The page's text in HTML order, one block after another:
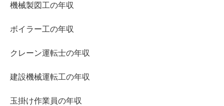
機械製図工の年収
ボイラー工の年収
クレーン運転士の年収
建設機械運転工の年収
玉掛け作業員の年収